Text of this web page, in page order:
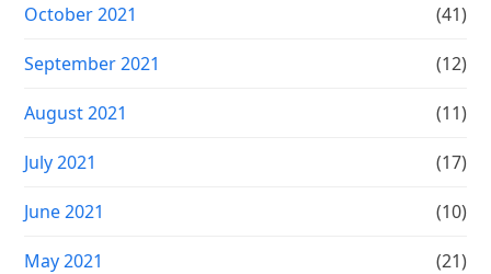
October 2021 (41)
September 2021 (12)
August 2021 (11)
July 2021 (17)
June 2021 (10)
May 2021 (21)